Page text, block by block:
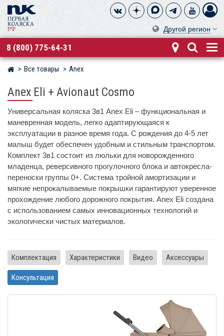
Другой регион
8 (800) 775-64-31
Магазин детских колясок
Все товары Anex
Anex Eli + Avionaut Cosmo
Универсальная коляска 3в1 Anex Eli – функциональная и
маневренная модель, легко адаптирующаяся к
эксплуатации в разное время года. С рождения до 4-5 лет
малыш будет обеспечен удобным и стильным транспортом.
Комплект 3в1 состоит из люльки для новорожденного
младенца, реверсивного прогулочного блока и автокресла-
переноски группы 0+. Система тройной амортизации и
мягкие непрокалываемые покрышки гарантируют уверенное
прохождение любого дорожного покрытия. Anex Eli создана
с использованием самых инновационных технологий и
экологически чистых материалов.
Комплектация Характеристики Видео Аксессуары
Консультация